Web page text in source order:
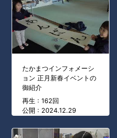
たかまつインフォメーシ
ョン 正月新春イベントの
御紹介
再生 : 162回
公開 : 2024.12.29